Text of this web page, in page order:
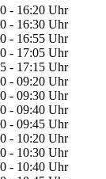
- 16:20 Uhr
- 16:30 Uhr
- 16:55 Uhr
- 17:05 Uhr
- 17:15 Uhr
- 09:20 Uhr
- 09:30 Uhr
- 09:40 Uhr
- 09:45 Uhr
- 10:20 Uhr
- 10:30 Uhr
- 10:40 Uhr